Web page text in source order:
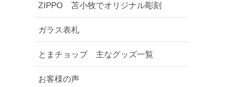
ZIPPO 苫小牧でオリジナル彫刻
ガラス表札
とまチョップ 主なグッズ一覧
お客様の声